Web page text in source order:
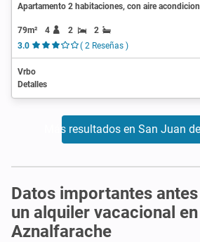
Apartamento 2 habitaciones, con aire
79m² 4 2
2
3.0
( 2 Reseñas )
Vrbo
Detalles
Más resultados en San Juan
Datos importantes
un alquiler vacacional
Aznalfarache